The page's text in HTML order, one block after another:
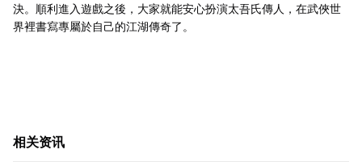
決。順利進入遊戲之後，大家就能安心扮演太吾氏傳人，在武俠世
界裡書寫專屬於自己的江湖傳奇了。
相关资讯